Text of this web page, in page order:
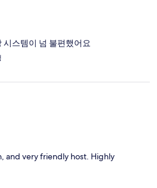
스템이 넘 불편했어요
and very friendly host. Highly